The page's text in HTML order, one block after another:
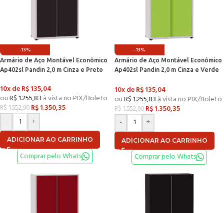
-13%
Armário de Aço Montável Econômico
Ap402sl Pandin 2,0 m Cinza e Preto
10x deR$135,04
ouR$1.255,83 à vista no PIX/Boleto
R$1.552,90 R$1.350,35
-
+
ADICIONAR AO CARRINHO
Comprar pelo Whats
-13%
Armário de Aço Montável Econômico
Ap402sl Pandin 2,0 m Cinza e Verde
10x deR$135,04
ouR$1.255,83 à vista no PIX/Boleto
R$1.552,90 R$1.350,35
-
+
ADICIONAR AO CARRINHO
Comprar pelo Whats